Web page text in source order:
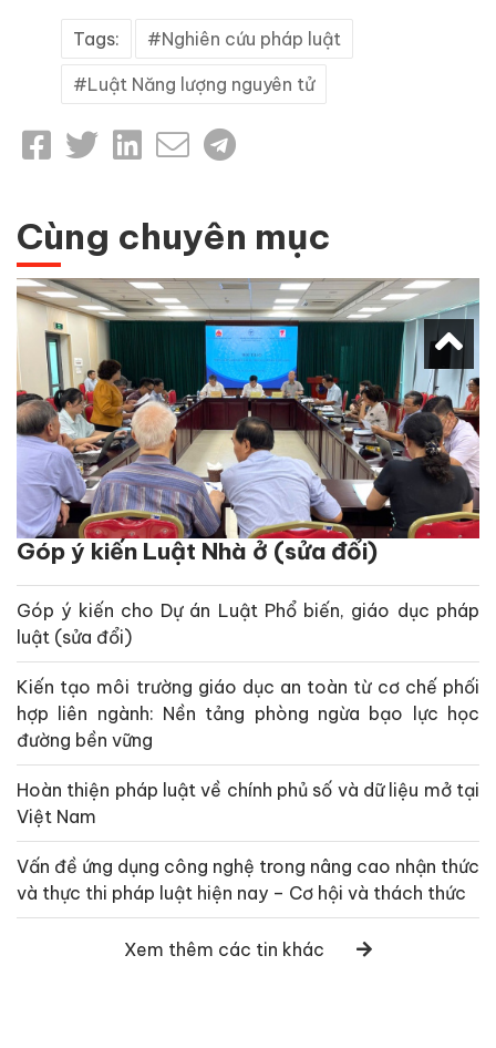
Tags: Nghiên cứu pháp luật
Luật Năng lượng nguyên tử
Cùng chuyên mục
Góp ý kiến Luật Nhà ở (sửa đổi)
Góp ý kiến cho Dự án Luật Phổ biến, giáo dục pháp
luật (sửa đổi)
Kiến tạo môi trường giáo dục an toàn từ cơ chế phối
hợp liên ngành: Nền tảng phòng ngừa bạo lực học
đường bền vững
Hoàn thiện pháp luật về chính phủ số và dữ liệu mở tại
Việt Nam
Vấn đề ứng dụng công nghệ trong nâng cao nhận thức
và thực thi pháp luật hiện nay – Cơ hội và thách thức
Xem thêm các tin khác